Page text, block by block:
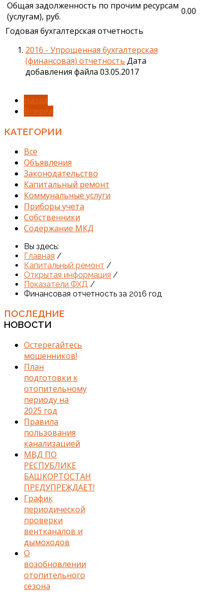
Общая задолженность по прочим ресурсам
(услугам), руб.
0.00
Годовая бухгалтерская отчетность
2016 - Упрощенная бухгалтерская
(финансовая) отчетность Дата
добавления файла 03.05.2017
КАТЕГОРИИ
Все
Объявления
Законодательство
Капитальный ремонт
Коммунальные услуги
Приборы учета
Собственники
Содержание МКД
Вы здесь:
Главная /
Капитальный ремонт /
Открытая информация /
Показатели ФХД /
Финансовая отчетность за 2016 год
ПОСЛЕДНИЕ
НОВОСТИ
Остерегайтесь
мошенников!
План
подготовки к
отопительному
периоду на
2025 год
Правила
пользования
канализацией
МВД ПО
РЕСПУБЛИКЕ
БАШКОРТОСТАН
ПРЕДУПРЕЖДАЕТ!
График
периодической
проверки
вентканалов и
дымоходов
О
возобновлении
отопительного
сезона